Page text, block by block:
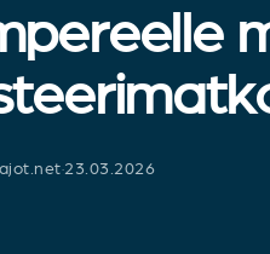
·23.03.2026